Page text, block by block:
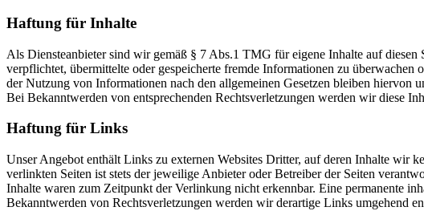
Haftung für Inhalte
Als Diensteanbieter sind wir gemäß § 7 Abs.1 TMG für eigene Inhalte auf
verpflichtet, übermittelte oder gespeicherte fremde Informationen zu
der Nutzung von Informationen nach den allgemeinen Gesetzen bleiben
Bei Bekanntwerden von entsprechenden Rechtsverletzungen werden wir diese
Haftung für Links
Unser Angebot enthält Links zu externen Websites Dritter, auf deren Inhalte wir
verlinkten Seiten ist stets der jeweilige Anbieter oder Betreiber der Seiten
Inhalte waren zum Zeitpunkt der Verlinkung nicht erkennbar. Eine permanente
Bekanntwerden von Rechtsverletzungen werden wir derartige Links umgehend